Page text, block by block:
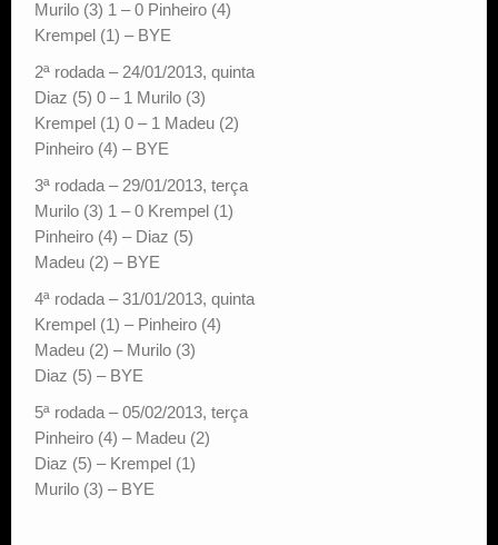
Murilo (3) 1 – 0 Pinheiro (4)
Krempel (1) – BYE
2ª rodada – 24/01/2013, quinta
Diaz (5) 0 – 1 Murilo (3)
Krempel (1) 0 – 1 Madeu (2)
Pinheiro (4) – BYE
3ª rodada – 29/01/2013, terça
Murilo (3) 1 – 0 Krempel (1)
Pinheiro (4) – Diaz (5)
Madeu (2) – BYE
4ª rodada – 31/01/2013, quinta
Krempel (1) – Pinheiro (4)
Madeu (2) – Murilo (3)
Diaz (5) – BYE
5ª rodada – 05/02/2013, terça
Pinheiro (4) – Madeu (2)
Diaz (5) – Krempel (1)
Murilo (3) – BYE